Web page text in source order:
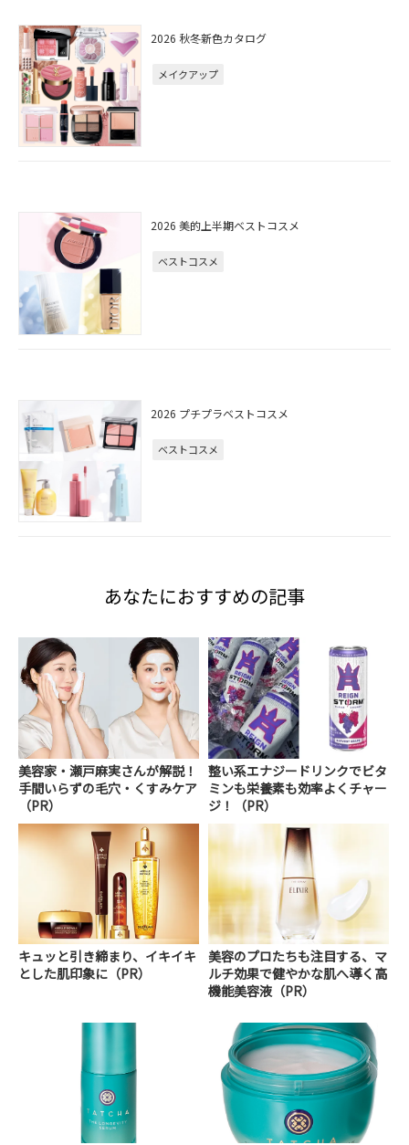
2026 秋冬新色カタログ
メイクアップ
2026 美的上半期ベストコスメ
ベストコスメ
2026 プチプラベストコスメ
ベストコスメ
あなたにおすすめの記事
美容家・瀬戸麻実さんが解説！
手間いらずの毛穴・くすみケア
（PR）
整い系エナジードリンクでビタ
ミンも栄養素も効率よくチャー
ジ！（PR）
キュッと引き締まり、イキイキ
とした肌印象に（PR）
美容のプロたちも注目する、マ
ルチ効果で健やかな肌へ導く高
機能美容液（PR）